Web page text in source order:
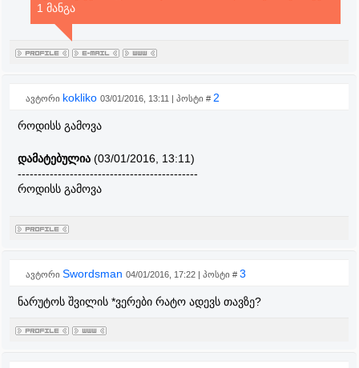
1 მანგა
ავტორი kokliko 03/01/2016, 13:11 | პოსტი # 2
როდისს გამოვა
დამატებულია (03/01/2016, 13:11)
---------------------------------------------
როდისს გამოვა
ავტორი Swordsman 04/01/2016, 17:22 | პოსტი # 3
ნარუტოს შვილის *ვერები რატო ადევს თავზე?